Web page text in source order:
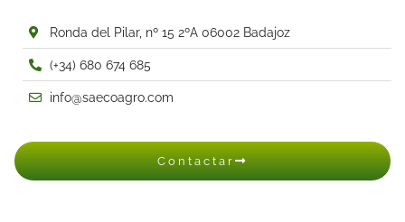
Ronda del Pilar, nº 15 2ºA 06002 Badajoz
(+34) 680 674 685
info@saecoagro.com
Contactar